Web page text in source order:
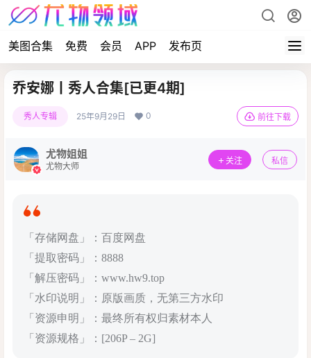
美图合集 免费 会员 APP 发布页
乔安娜丨秀人合集[已更4期]
秀人专辑 25年9月29日 0 前往下载
尤物姐姐
尤物大师
关注 私信
「存储网盘」：百度网盘
「提取密码」：8888
「解压密码」：www.hw9.top
「水印说明」：原版画质，无第三方水印
「资源申明」：最终所有权归素材本人
「资源规格」：[206P – 2G]